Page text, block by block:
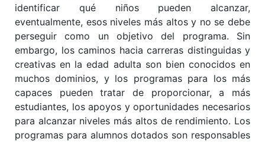
identificar qué niños pueden alcanzar,
eventualmente, esos niveles más altos y no se debe
perseguir como un objetivo del programa. Sin
embargo, los caminos hacia carreras distinguidas y
creativas en la edad adulta son bien conocidos en
muchos dominios, y los programas para los más
capaces pueden tratar de proporcionar, a más
estudiantes, los apoyos y oportunidades necesarios
para alcanzar niveles más altos de rendimiento. Los
programas para alumnos dotados son responsables